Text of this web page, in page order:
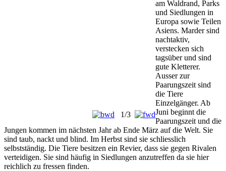
1/3
am Waldrand, Parks
und Siedlungen in
Europa sowie Teilen
Asiens. Marder sind
nachtaktiv,
verstecken sich
tagsüber und sind
gute Kletterer.
Ausser zur
Paarungszeit sind
die Tiere
Einzelgänger. Ab
Juni beginnt die
Paarungszeit und die
Jungen kommen im nächsten Jahr ab Ende März auf die Welt. Sie
sind taub, nackt und blind. Im Herbst sind sie schliesslich
selbstständig. Die Tiere besitzen ein Revier, dass sie gegen Rivalen
verteidigen. Sie sind häufig in Siedlungen anzutreffen da sie hier
reichlich zu fressen finden.